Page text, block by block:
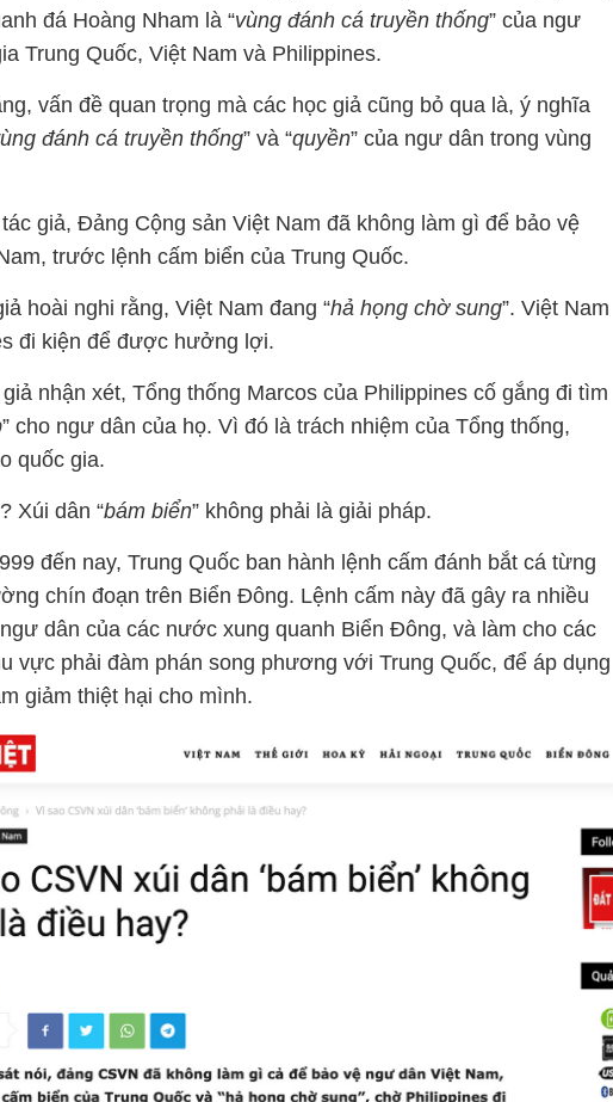
đá Hoàng Nham là “vùng đánh cá truyền thống” của ngư
Trung Quốc, Việt Nam và Philippines.
vấn đề quan trọng mà các học giả cũng bỏ qua là, ý nghĩa
đánh cá truyền thống” và “quyền” của ngư dân trong vùng
giả, Đảng Cộng sản Việt Nam đã không làm gì để bảo vệ
trước lệnh cấm biển của Trung Quốc.
hoài nghi rằng, Việt Nam đang “hả họng chờ sung”. Việt Nam
đi kiện để được hưởng lợi.
nhận xét, Tổng thống Marcos của Philippines cố gắng đi tìm
” cho ngư dân của họ. Vì đó là trách nhiệm của Tổng thống,
quốc gia.
Xúi dân “bám biển” không phải là giải pháp.
đến nay, Trung Quốc ban hành lệnh cấm đánh bắt cá từng
chín đoạn trên Biển Đông. Lệnh cấm này đã gây ra nhiều
dân của các nước xung quanh Biển Đông, và làm cho các
vực phải đàm phán song phương với Trung Quốc, để áp dụng
giảm thiệt hại cho mình.